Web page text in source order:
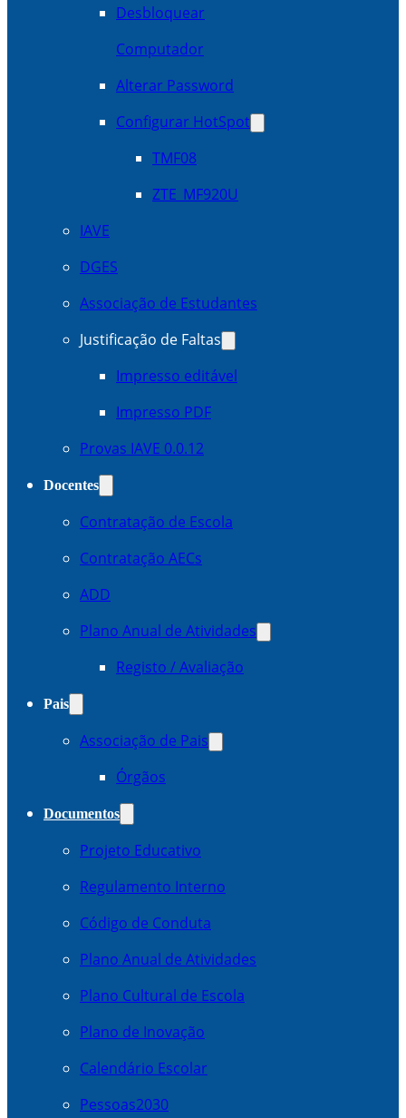
Desbloquear
Computador
Alterar Password
Configurar HotSpot
TMF08
ZTE_MF920U
IAVE
DGES
Associação de Estudantes
Justificação de Faltas
Impresso editável
Impresso PDF
Provas IAVE 0.0.12
Docentes
Contratação de Escola
Contratação AECs
ADD
Plano Anual de Atividades
Registo / Avaliação
Pais
Associação de Pais
Órgãos
Documentos
Projeto Educativo
Regulamento Interno
Código de Conduta
Plano Anual de Atividades
Plano Cultural de Escola
Plano de Inovação
Calendário Escolar
Pessoas2030